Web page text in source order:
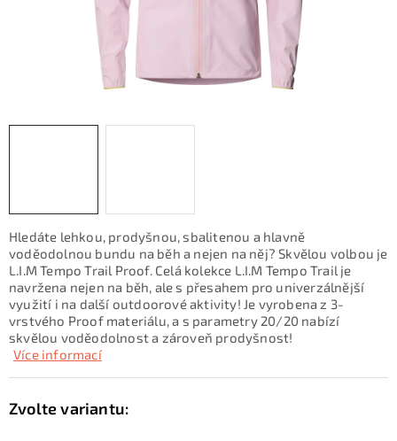
CYKLO Servis
Hledáte lehkou, prodyšnou, sbalitenou a hlavně
voděodolnou bundu na běh a nejen na něj? Skvělou volbou je
L.I.M Tempo Trail Proof. Celá kolekce L.I.M Tempo Trail je
navržena nejen na běh, ale s přesahem pro univerzálnější
využití i na další outdoorové aktivity! Je vyrobena z 3-
vrstvého Proof materiálu, a s parametry 20/20 nabízí
skvělou voděodolnost a zároveň prodyšnost!
Více informací